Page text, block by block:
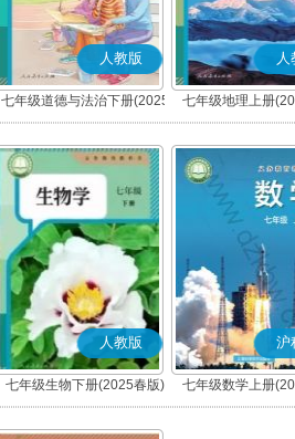
人教版
七年级道德与法治下册(2025
春版)(部编版)
人
七年级地理上册
人教版
七年级生物下册(2025春版)
沪
七年级数学上册